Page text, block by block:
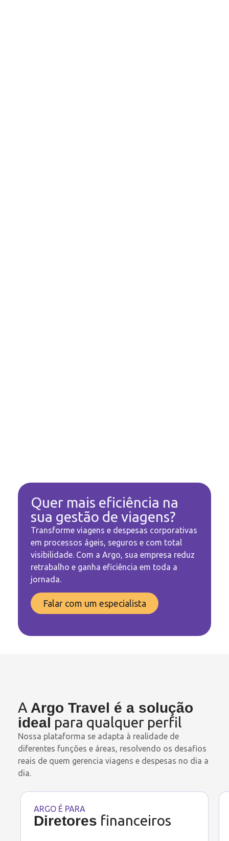
Quer mais eficiência na
sua gestão de viagens?
Transforme viagens e despesas corporativas
em processos ágeis, seguros e com total
visibilidade. Com a Argo, sua empresa reduz
retrabalho e ganha eficiência em toda a
jornada.
Falar com um especialista
A Argo Travel é a solução
ideal para qualquer perfil
Nossa plataforma se adapta à realidade de
diferentes funções e áreas, resolvendo os desafios
reais de quem gerencia viagens e despesas no dia a
dia.
ARGO É PARA
Diretores financeiros